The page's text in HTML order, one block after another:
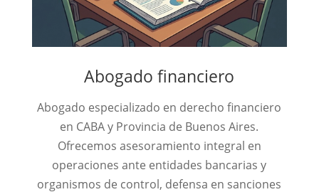
Abogado financiero
Abogado especializado en derecho financiero
en CABA y Provincia de Buenos Aires.
Ofrecemos asesoramiento integral en
operaciones ante entidades bancarias y
organismos de control, defensa en sanciones